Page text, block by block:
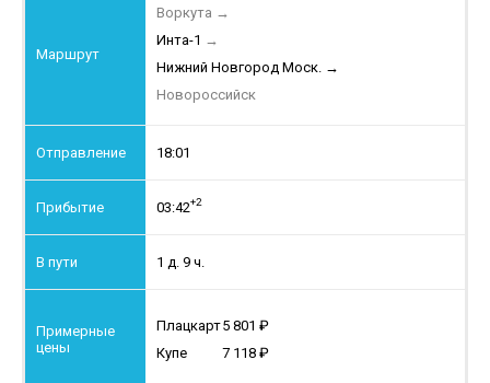
Воркута →
Инта-1 →
Нижний Новгород Моск. →
Новороссийск
18:01
03:42+2
1 д. 9 ч.
Плацкарт5 801
Купе
7 118